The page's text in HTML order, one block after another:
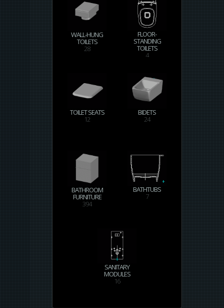
WALL-HUNG
TOILETS
28
FLOOR-
STANDING
TOILETS
4
TOILET SEATS
12
BIDETS
24
BATHROOM
FURNITURE
394
BATHTUBS
7
SANITARY
MODULES
16